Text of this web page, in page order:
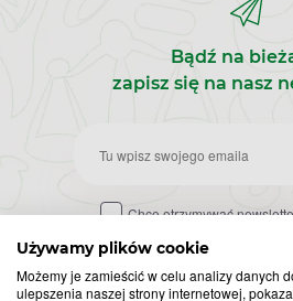
Używamy plików cookie
Możemy je zamieścić w celu analizy danych
ulepszenia naszej strony internetowej,
Bądź na
zapisz się na nasz
Zapisz
do
newslettera
Chcę otrzymywać